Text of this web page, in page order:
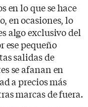
en lo que se hace
en ocasiones, lo
algo exclusivo del
ese pequeño
salidas de
se afanan en
a precios más
marcas de fuera.